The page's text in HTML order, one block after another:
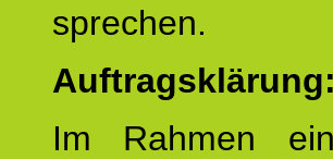
sprechen.
Auftragsklärung:
Im Rahmen